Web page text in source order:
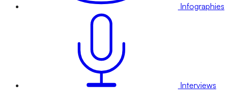
Infographies
Interviews